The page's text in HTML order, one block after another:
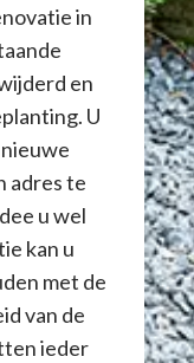
in
en
U
adres te
u wel
kan u
met de
van de
ieder